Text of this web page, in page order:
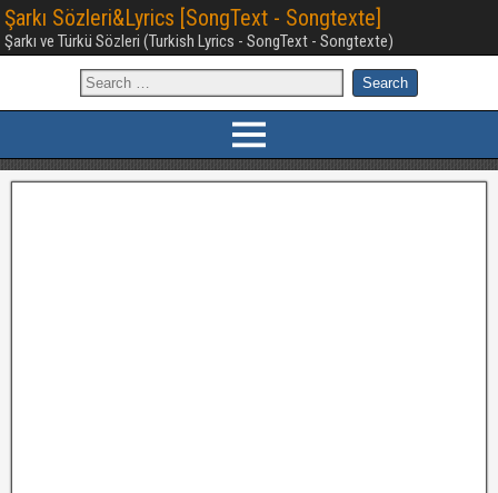
Şarkı Sözleri&Lyrics [SongText - Songtexte]
Şarkı ve Türkü Sözleri (Turkish Lyrics - SongText - Songtexte)